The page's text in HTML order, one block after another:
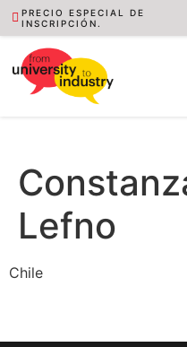
PRECIO ESPECIAL DE
INSCRIPCIÓN.
Lefno
Chile